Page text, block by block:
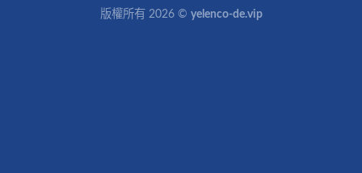
版權所有 2026 © yelenco-de.vip